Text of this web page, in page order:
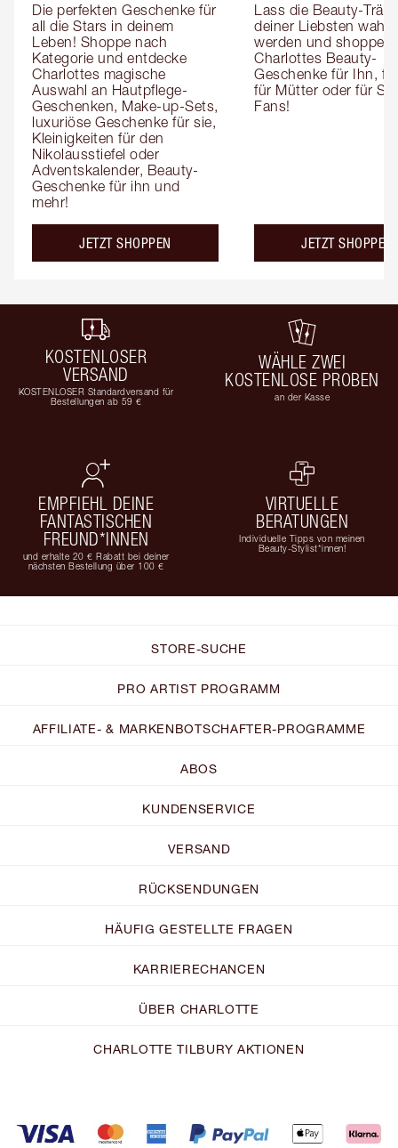
Die perfekten Geschenke für
all die Stars in deinem
Leben! Shoppe nach
Kategorie und entdecke
Charlottes magische
Auswahl an Hautpflege-
Geschenken, Make-up-Sets,
luxuriöse Geschenke für sie,
Kleinigkeiten für den
Nikolausstiefel oder
Adventskalender, Beauty-
Geschenke für ihn und
mehr!
JETZT SHOPPEN
Lass die Beauty-
deiner Liebsten wahr
werden und shoppe
Charlottes Beauty-
Geschenke für Ihn,
für Mütter oder für
Fans!
JETZT SHOPPEN
KOSTENLOSER
VERSAND
KOSTENLOSER Standardversand für
Bestellungen ab 59 €
WÄHLE ZWEI
KOSTENLOSE PROBEN
an der Kasse
EMPFIEHL DEINE
FANTASTISCHEN
FREUND*INNEN
und erhalte 20 € Rabatt bei deiner
nächsten Bestellung über 100 €
VIRTUELLE
BERATUNGEN
Individuelle Tipps von meinen
Beauty-Stylist*innen!
STORE-SUCHE
PRO ARTIST PROGRAMM
AFFILIATE- & MARKENBOTSCHAFTER-PROGRAMME
ABOS
KUNDENSERVICE
VERSAND
RÜCKSENDUNGEN
HÄUFIG GESTELLTE FRAGEN
KARRIERECHANCEN
ÜBER CHARLOTTE
CHARLOTTE TILBURY AKTIONEN